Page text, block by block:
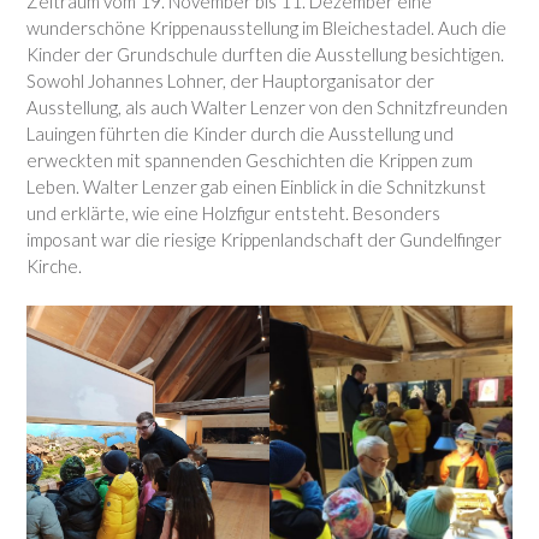
wunderschöne Krippenausstellung im Bleichestadel. Auch die
Kinder der Grundschule durften die Ausstellung besichtigen.
Sowohl Johannes Lohner, der Hauptorganisator der
Ausstellung, als auch Walter Lenzer von den Schnitzfreunden
Lauingen führten die Kinder durch die Ausstellung und
erweckten mit spannenden Geschichten die Krippen zum
Leben. Walter Lenzer gab einen Einblick in die Schnitzkunst
und erklärte, wie eine Holzfigur entsteht. Besonders
imposant war die riesige Krippenlandschaft der Gundelfinger
Kirche.